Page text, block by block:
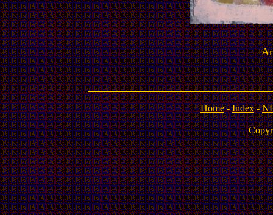
Home-Index-